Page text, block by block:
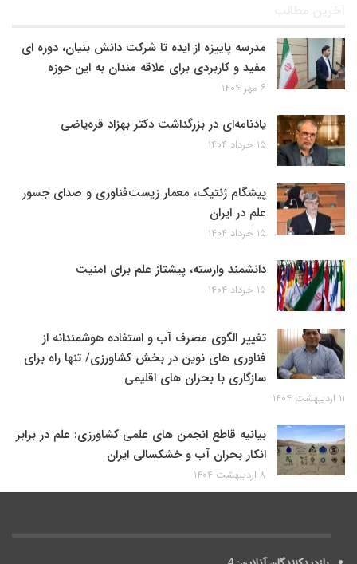
آخرین مطالب
مدرسه پاییزه از ایده تا شرکت دانش بنیان، دوره ای
مفید و کاربردی برای علاقه مندان به این حوزه
۶ مهر ۱۴۰۴
یادنامه‌ای در بزرگداشت دکتر بهزاد قره‌یاضی
۱۵ خرداد ۱۴۰۴
پیشگام ژنتیک، معمار زیست‌فناوری و صدای جسور
علم در ایران
۱۵ خرداد ۱۴۰۴
دانشمند وارسته، پیشتاز علم برای امنیت
۱۵ خرداد ۱۴۰۴
تغییر الگوی مصرف آب و استفاده هوشمندانه از
فناوری های نوین در بخش کشاورزی/ تنها راه برای
سازگاری با بحران های اقلیمی
۱۱ اردیبهشت ۱۴۰۴
بیانیه قاطع انجمن های علمی کشاورزی: علم در برابر
انکار بحران آب و خشکسالی ایران
۸ اردیبهشت ۱۴۰۴